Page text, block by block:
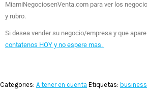
MiamiNegociosenVenta.com para ver los
y rubro.
Si desea vender su negocio/empresa y que
contatenos HOY y no espere mas.
Categories: A tener en cuenta Etiquetas: